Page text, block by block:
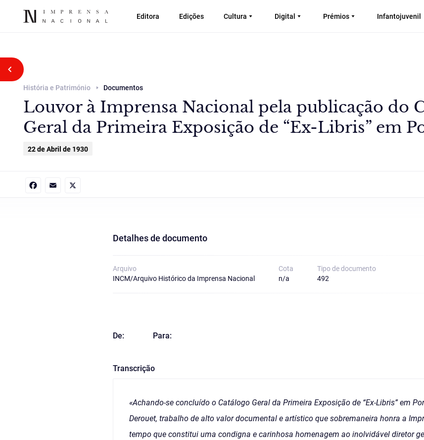
Editora Edições Cultura Digital Prémios Infantojuvenil
Voltar atrás
História e Património Documentos
Louvor à Imprensa Nacional pela publicação do
Geral da Primeira Exposição de “Ex-Libris” em
22 de Abril de 1930
Detalhes de documento
Arquivo
INCM/Arquivo Histórico da Imprensa Nacional
Cota
n/a
Tipo de documento
492
De: Para:
Transcrição
«Achando-se concluído o Catálogo Geral da Primeira Exposição de “Ex-Libris” em
Derouet, trabalho de alto valor documental e artístico que sobremaneira honra a
tempo que constitui uma condigna e carinhosa homenagem ao inolvidável diretor